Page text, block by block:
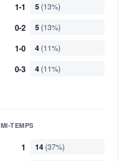
1-1 5 (13%)
0-2 5 (13%)
1-0 4 (11%)
0-3 4 (11%)
MI-TEMPS
1 14 (37%)